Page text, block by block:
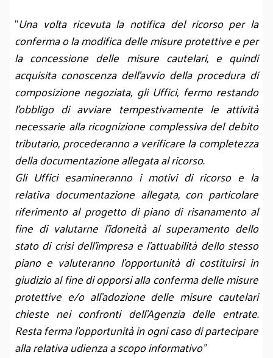
“Una volta ricevuta la notifica del ricorso per la
conferma o la modifica delle misure protettive e per
la concessione delle misure cautelari, e quindi
acquisita conoscenza dell’avvio della procedura di
composizione negoziata, gli Uffici, fermo restando
l’obbligo di avviare tempestivamente le attività
necessarie alla ricognizione complessiva del debito
tributario, procederanno a verificare la completezza
della documentazione allegata al ricorso.
Gli Uffici esamineranno i motivi di ricorso e la
relativa documentazione allegata, con particolare
riferimento al progetto di piano di risanamento al
fine di valutarne l’idoneità al superamento dello
stato di crisi dell’impresa e l’attuabilità dello stesso
piano e valuteranno l’opportunità di costituirsi in
giudizio al fine di opporsi alla conferma delle misure
protettive e/o all’adozione delle misure cautelari
chieste nei confronti dell’Agenzia delle entrate.
Resta ferma l’opportunità in ogni caso di partecipare
alla relativa udienza a scopo informativo”